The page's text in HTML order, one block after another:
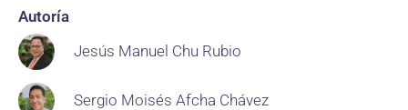
Autoría
Jesús Manuel Chu Rubio
Sergio Moisés Afcha Chávez